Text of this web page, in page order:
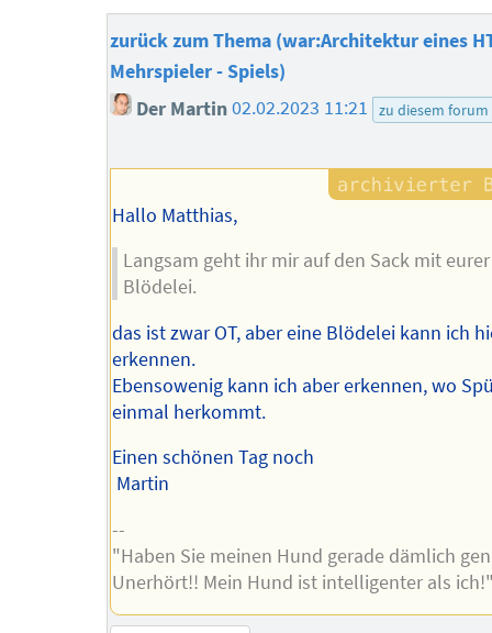
zurück zum Thema (war:Architektur eines
Mehrspieler - Spiels)
Der Martin 02.02.2023 11:21 zu diesem forum
Hallo Matthias,
Langsam geht ihr mir auf den Sack mit
Blödelei.
das ist zwar OT, aber eine Blödelei kann ich
erkennen.
Ebensowenig kann ich aber erkennen, wo
einmal herkommt.
Einen schönen Tag noch
Martin
--
"Haben Sie meinen Hund gerade dämlich
Unerhört!! Mein Hund ist intelligenter als